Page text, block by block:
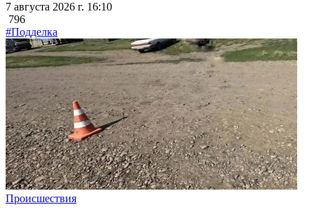
7 августа 2026 г. 16:10
796
#Подделка
Происшествия